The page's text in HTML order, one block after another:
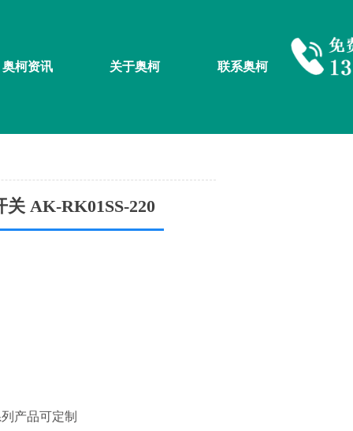
奥柯资讯 关于奥柯 联系奥柯
AK-RK01SS-220
产品可定制